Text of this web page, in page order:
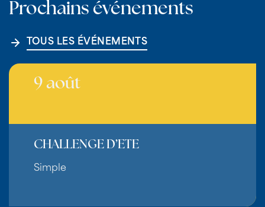
Prochains événements
TOUS LES ÉVÉNEMENTS
9 août
CHALLENGE D’ETE
Simple